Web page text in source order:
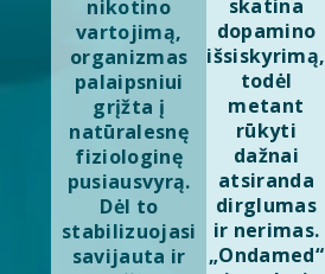
nikotino
vartojimą,
organizmas
palaipsniui
grįžta į
natūralesnę
fiziologinę
pusiausvyrą.
Dėl to
stabilizuojasi
savijauta ir
skatina
dopamino
išsiskyrimą,
todėl
metant
rūkyti
dažnai
atsiranda
dirglumas
ir nerimas.
„Ondamed“